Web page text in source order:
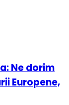
Ne dorim
Europene,